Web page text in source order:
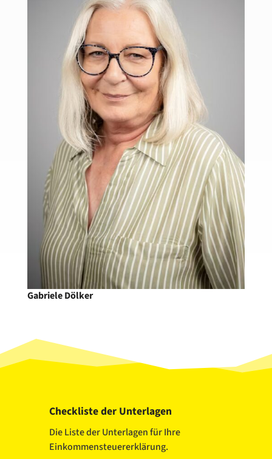
Gabriele Dölker
Checkliste der Unterlagen
Die Liste der Unterlagen für Ihre
Einkommensteuererklärung.